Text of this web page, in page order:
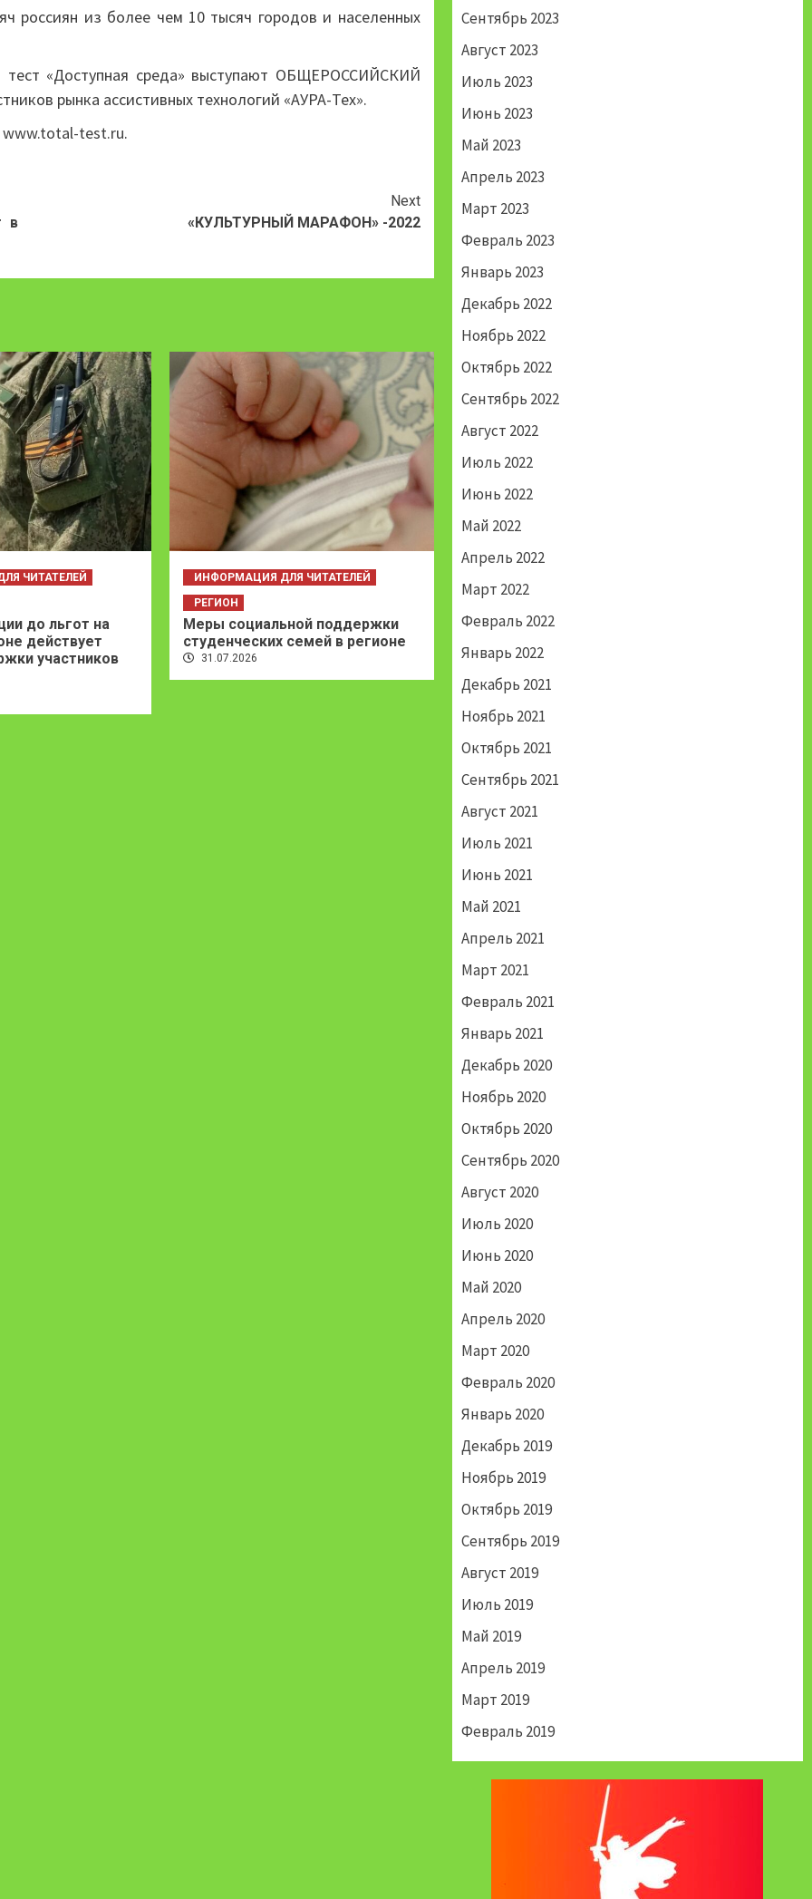
россиян из более чем 10 тысяч городов и населенных
тест «Доступная среда» выступают ОБЩЕРОССИЙСКИЙ
рынка ассистивных технологий «АУРА-Тех».
www.total-test.ru.
в
Next
«КУЛЬТУРНЫЙ МАРАФОН» -2022
ЧИТАТЕЛЕЙ
до льгот на
действует
участников
ИНФОРМАЦИЯ ДЛЯ ЧИТАТЕЛЕЙ
РЕГИОН
Меры социальной поддержки
студенческих семей в регионе
31.07.2026
Сентябрь 2023
Август 2023
Июль 2023
Июнь 2023
Май 2023
Апрель 2023
Март 2023
Февраль 2023
Январь 2023
Декабрь 2022
Ноябрь 2022
Октябрь 2022
Сентябрь 2022
Август 2022
Июль 2022
Июнь 2022
Май 2022
Апрель 2022
Март 2022
Февраль 2022
Январь 2022
Декабрь 2021
Ноябрь 2021
Октябрь 2021
Сентябрь 2021
Август 2021
Июль 2021
Июнь 2021
Май 2021
Апрель 2021
Март 2021
Февраль 2021
Январь 2021
Декабрь 2020
Ноябрь 2020
Октябрь 2020
Сентябрь 2020
Август 2020
Июль 2020
Июнь 2020
Май 2020
Апрель 2020
Март 2020
Февраль 2020
Январь 2020
Декабрь 2019
Ноябрь 2019
Октябрь 2019
Сентябрь 2019
Август 2019
Июль 2019
Май 2019
Апрель 2019
Март 2019
Февраль 2019